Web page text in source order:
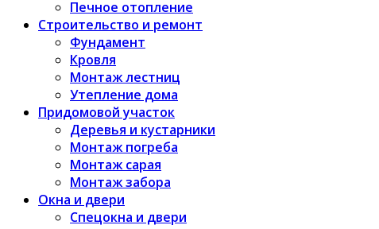
Печное отопление
Строительство и ремонт
Фундамент
Кровля
Монтаж лестниц
Утепление дома
Придомовой участок
Деревья и кустарники
Монтаж погреба
Монтаж сарая
Монтаж забора
Окна и двери
Спецокна и двери